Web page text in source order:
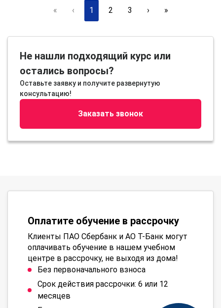
« ‹ 1 2 3 › »
Не нашли подходящий курс или
остались вопросы?
Оставьте заявку и получите развернутую
консультацию!
Заказать звонок
Оплатите обучение в рассрочку
Клиенты ПАО Сбербанк и АО Т-Банк могут
оплачивать обучение в нашем учебном
центре в рассрочку, не выходя из дома!
Без первоначального взноса
Срок действия рассрочки: 6 или 12
месяцев